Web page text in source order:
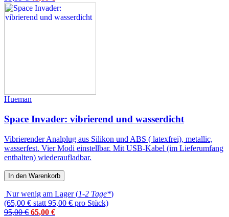
Hueman
Space Invader: vibrierend und wasserdicht
Vibrierender Analplug aus Silikon und ABS ( latexfrei), metallic,
wasserfest. Vier Modi einstellbar. Mit USB-Kabel (im Lieferumfang
enthalten) wiederaufladbar.
In den Warenkorb
Nur wenig am Lager (1-2 Tage*)
(65,00 € statt 95,00 € pro Stück)
95,00 € 65,00 €